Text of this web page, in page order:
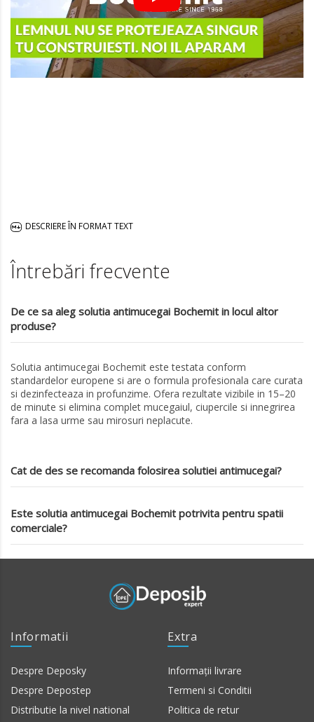
DESCRIERE ÎN FORMAT TEXT
Întrebări frecvente
De ce sa aleg solutia antimucegai Bochemit in locul altor
produse?
Solutia antimucegai Bochemit este testata conform
standardelor europene si are o formula profesionala care curata
si dezinfecteaza in profunzime. Ofera rezultate vizibile in 15–20
de minute si elimina complet mucegaiul, ciupercile si innegrirea
fara a lasa urme sau mirosuri neplacute.
Cat de des se recomanda folosirea solutiei antimucegai?
Este solutia antimucegai Bochemit potrivita pentru spatii
comerciale?
Informatii
Despre Deposky
Despre Depostep
Distributie la nivel national
Extra
Informații livrare
Termeni si Conditii
Politica de retur